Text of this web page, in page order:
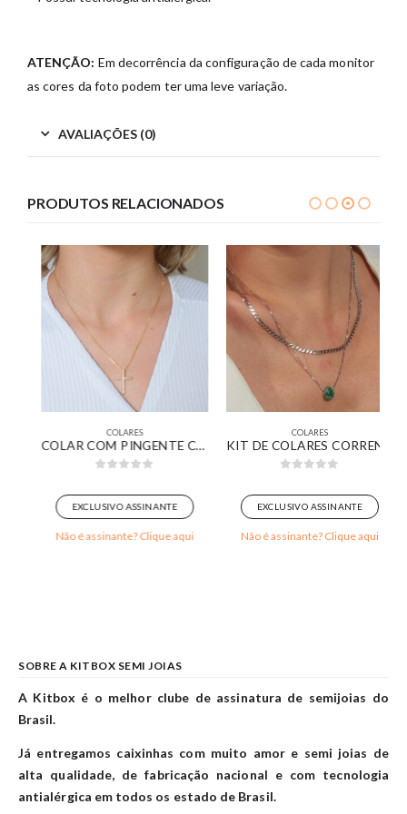
ATENÇÃO: Em decorrência da configuração de cada monitor
as cores da foto podem ter uma leve variação.
AVALIAÇÕES (0)
PRODUTOS RELACIONADOS
COLARES
COLAR COM PINGENTE CRUZ CRAVEJADO BANHADO EM OURO 18K
EXCLUSIVO ASSINANTE
Não é assinante? Clique aqui
COLARES
KIT DE COLARES CORRENTE GRUMET E VENEZIANA COM PINGENTE GOTA VERDE BANHADO EM OURO BRANCO
EXCLUSIVO ASSINANTE
Não é assinante? Clique aqui
SOBRE A KITBOX SEMI JOIAS
A Kitbox é o melhor clube de assinatura de semijoias do
Brasil.
Já entregamos caixinhas com muito amor e semi joias de
alta qualidade, de fabricação nacional e com tecnologia
antialérgica em todos os estado de Brasil.